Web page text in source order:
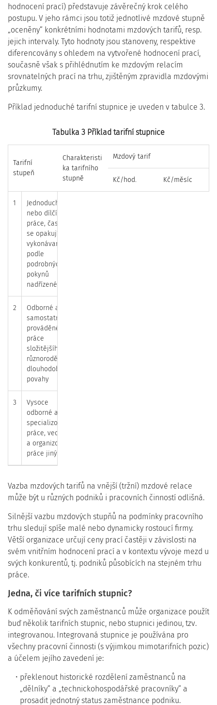
hodnocení prací) představuje závěrečný krok celého
postupu. V jeho rámci jsou totiž jednotlivé mzdové stupně
„oceněny“ konkrétními hodnotami mzdových tarifů, resp.
jejich intervaly. Tyto hodnoty jsou stanoveny, respektive
diferencovány s ohledem na vytvořené hodnocení prací,
současně však s přihlédnutím ke mzdovým relacím
srovnatelných prací na trhu, zjištěným zpravidla mzdovými
průzkumy.
Příklad jednoduché tarifní stupnice je uveden v tabulce 3.
Tabulka 3 Příklad tarifní stupnice
Tarifní
stupeň
Charakteristi
ka tarifního
stupně
Mzdový tarif
Kč/hod. Kč/měsíc
1
Jednoduché
nebo dílčí
práce, často
se opakující,
vykonávané
podle
podrobných
pokynů
nadřízeného
2
Odborné a
samostatně
prováděné
práce
složitějšího,
různorodější a
dlouhodobější
povahy
3
Vysoce
odborné a
specializované
práce, vedení
a organizování
práce jiných
Vazba mzdových tarifů na vnější (tržní) mzdové relace
může být u různých podniků i pracovních činností odlišná.
Silnější vazbu mzdových stupňů na podmínky pracovního
trhu sledují spíše malé nebo dynamicky rostoucí firmy.
Větší organizace určují ceny prací častěji v závislosti na
svém vnitřním hodnocení prací a v kontextu vývoje mezd u
svých konkurentů, tj. podniků působících na stejném trhu
práce.
Jedna, či více tarifních stupnic?
K odměňování svých zaměstnanců může organizace použít
buď několik tarifních stupnic, nebo stupnici jedinou, tzv.
integrovanou. Integrovaná stupnice je používána pro
všechny pracovní činnosti (s výjimkou mimotarifních pozic)
a účelem jejího zavedení je:
překlenout historické rozdělení zaměstnanců na
„dělníky“ a „technickohospodářské pracovníky“ a
prosadit jednotný status zaměstnance podniku.